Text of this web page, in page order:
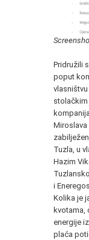
Pridružili
poput
Miroslava
Tuzla, u
Hazim
i
Kolika je
kvotama,
energije
plaća